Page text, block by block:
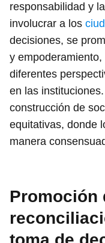
responsabilidad y
involucrar a los
decisiones, se
y
diferentes
en las
construcción de
equitativas, donde
manera
Promoción